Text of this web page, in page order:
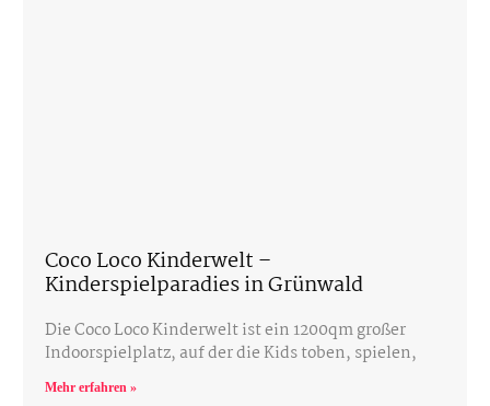
Coco Loco Kinderwelt –
Kinderspielparadies in Grünwald
Die Coco Loco Kinderwelt ist ein 1200qm großer
Indoorspielplatz, auf der die Kids toben, spielen,
Mehr erfahren »